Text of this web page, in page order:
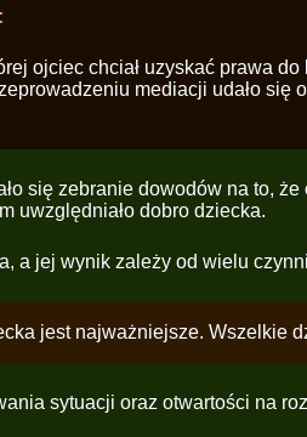
ojciec chciał uzyskać prawa
mediacji udało
się zebranie dowodów na to,
uwzględniało dobro dziecka.
a jej wynik zależy od wielu
jest najważniejsze. Wszelkie
sytuacji oraz otwartości na